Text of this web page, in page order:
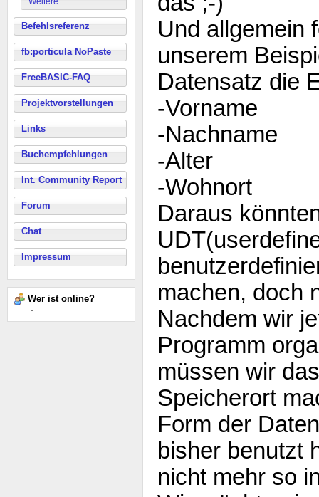
Befehlsreferenz
fb:porticula NoPaste
FreeBASIC-FAQ
Projektvorstellungen
Links
Buchempfehlungen
Int. Community Report
Forum
Chat
Impressum
Wer ist online?
-
Und allgemein
unserem
Datensatz die
-Vorname
-Nachname
-Alter
-Wohnort
Daraus
machen, doch
Nachdem wir
Programm
müssen wir
Speicherort
Form der
bisher benutzt
nicht mehr so